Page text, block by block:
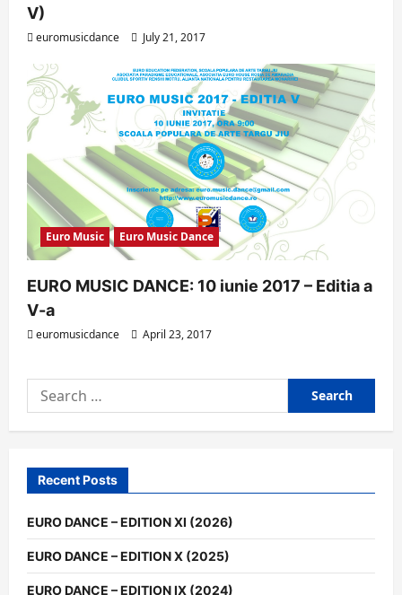
V)
euromusicdance July 21, 2017
Euro Music Euro Music Dance
EURO MUSIC DANCE: 10 iunie 2017 – Editia a
V-a
euromusicdance April 23, 2017
Search
for:
Recent Posts
EURO DANCE – EDITION XI (2026)
EURO DANCE – EDITION X (2025)
EURO DANCE – EDITION IX (2024)